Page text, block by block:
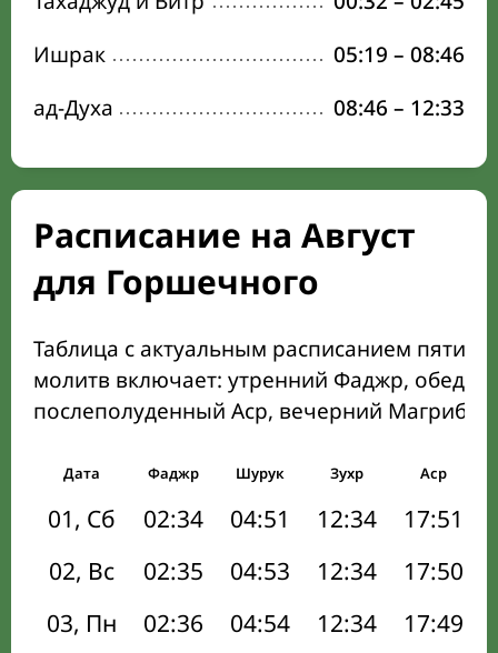
Ишрак
05:19 – 08:46
ад-Духа
08:46 – 12:33
Расписание на Август
для Горшечного
Таблица с актуальным расписанием пяти
молитв включает: утренний Фаджр,
послеполуденный Аср, вечерний Магриб
Дата Фаджр Шурук Зухр Аср
01, Сб 02:34 04:51 12:34 17:51
02, Вс
02:35 04:53 12:34 17:50
03, Пн
02:36 04:54 12:34 17:49